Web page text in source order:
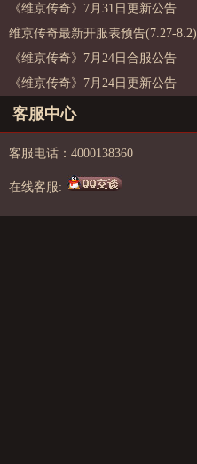
《维京传奇》7月31日更新公告
维京传奇最新开服表预告(7.27-8.2)
《维京传奇》7月24日合服公告
《维京传奇》7月24日更新公告
客服中心
客服电话：4000138360
在线客服: